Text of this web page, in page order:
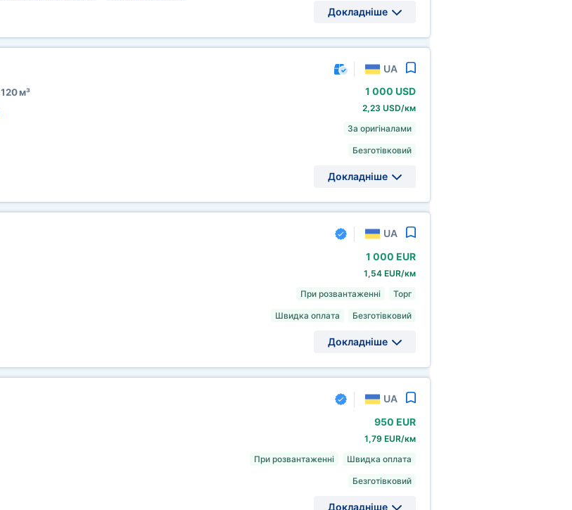
Докладніше
UA
120 м³ 1 000 USD
2,23 USD/км
За оригіналами
Безготівковий
Докладніше
UA
1 000 EUR
1,54 EUR/км
При розвантаженні
Торг
Швидка оплата Безготівковий
Докладніше
UA
950 EUR
1,79 EUR/км
При розвантаженні
Швидка оплата
Безготівковий
Докладніше